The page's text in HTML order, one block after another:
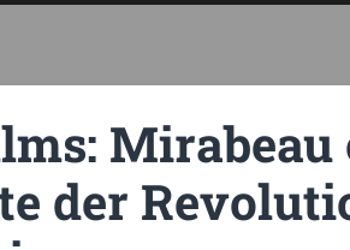
Mirabeau
der